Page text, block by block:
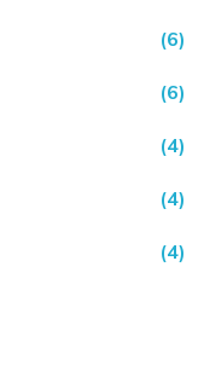
(6)
(6)
(4)
(4)
(4)